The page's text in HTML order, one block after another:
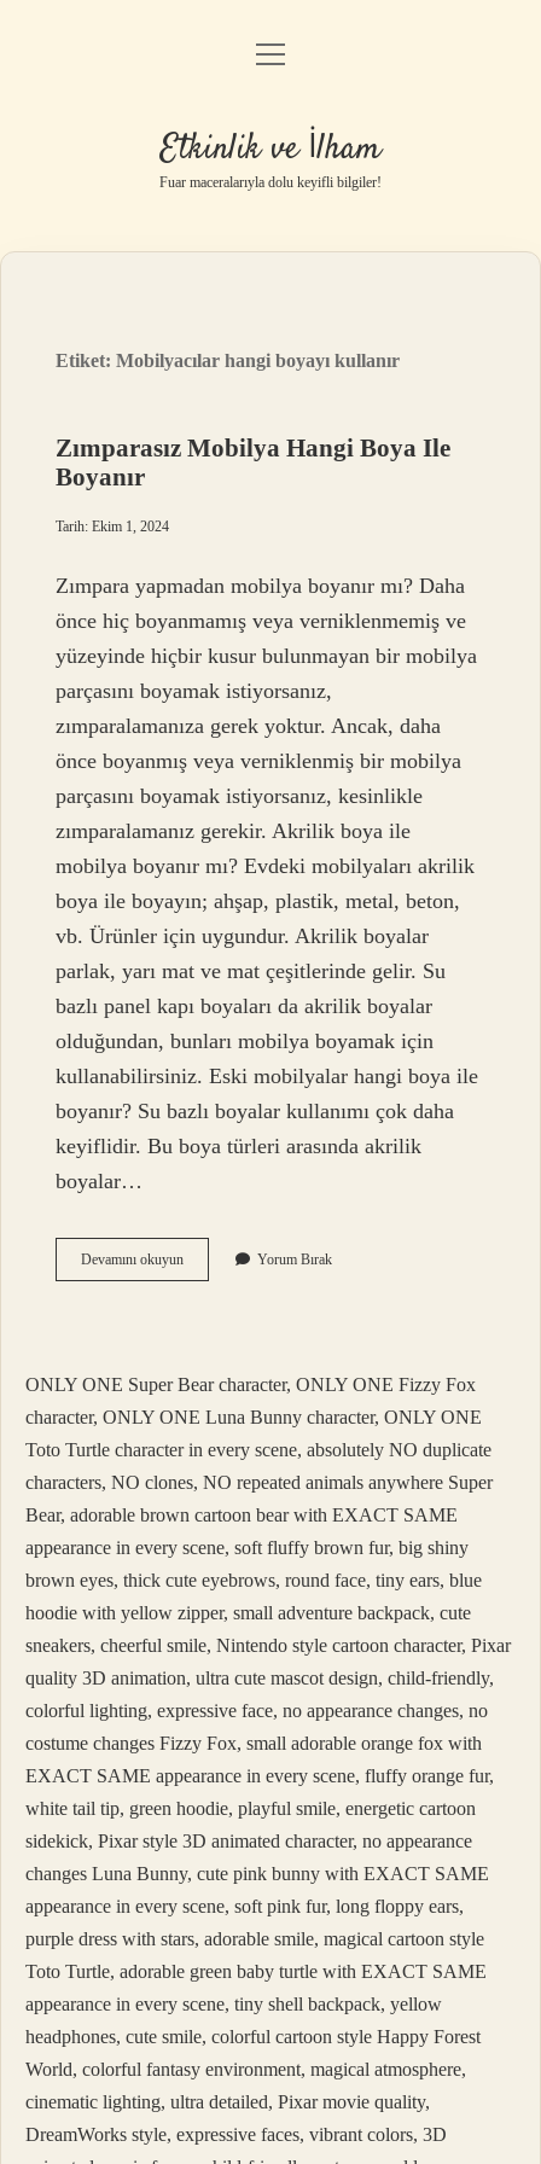
Anasayfa
Gizlilik Politikası
Yasal Uyarı
menüyü
Etkinlik ve İlham
Fuar maceralarıyla dolu keyifli bilgiler!
Etiket:Mobilyacılar hangi boyayı kullanır
Zımparasız Mobilya Hangi Boya Ile
Boyanır
Tarih: Ekim 1, 2024
Zımpara yapmadan mobilya boyanır mı? Daha
önce hiç boyanmamış veya verniklenmemiş ve
yüzeyinde hiçbir kusur bulunmayan bir mobilya
parçasını boyamak istiyorsanız,
zımparalamanıza gerek yoktur. Ancak, daha
önce boyanmış veya verniklenmiş bir mobilya
parçasını boyamak istiyorsanız, kesinlikle
zımparalamanız gerekir. Akrilik boya ile
mobilya boyanır mı? Evdeki mobilyaları akrilik
boya ile boyayın; ahşap, plastik, metal, beton,
vb. Ürünler için uygundur. Akrilik boyalar
parlak, yarı mat ve mat çeşitlerinde gelir. Su
bazlı panel kapı boyaları da akrilik boyalar
olduğundan, bunları mobilya boyamak için
kullanabilirsiniz. Eski mobilyalar hangi boya ile
boyanır? Su bazlı boyalar kullanımı çok daha
keyiflidir. Bu boya türleri arasında akrilik
boyalar…
Devamını okuyunZımparasız
Mobilya
Yorum Bırak
ONLY ONE Super Bear character, ONLY ONE Fizzy Fox
character, ONLY ONE Luna Bunny character, ONLY ONE
Toto Turtle character in every scene, absolutely NO duplicate
characters, NO clones, NO repeated animals anywhere Super
Bear, adorable brown cartoon bear with EXACT SAME
appearance in every scene, soft fluffy brown fur, big shiny
brown eyes, thick cute eyebrows, round face, tiny ears, blue
hoodie with yellow zipper, small adventure backpack, cute
sneakers, cheerful smile, Nintendo style cartoon character, Pixar
quality 3D animation, ultra cute mascot design, child-friendly,
colorful lighting, expressive face, no appearance changes, no
costume changes Fizzy Fox, small adorable orange fox with
EXACT SAME appearance in every scene, fluffy orange fur,
white tail tip, green hoodie, playful smile, energetic cartoon
sidekick, Pixar style 3D animated character, no appearance
changes Luna Bunny, cute pink bunny with EXACT SAME
appearance in every scene, soft pink fur, long floppy ears,
purple dress with stars, adorable smile, magical cartoon style
Toto Turtle, adorable green baby turtle with EXACT SAME
appearance in every scene, tiny shell backpack, yellow
headphones, cute smile, colorful cartoon style Happy Forest
World, colorful fantasy environment, magical atmosphere,
cinematic lighting, ultra detailed, Pixar movie quality,
DreamWorks style, expressive faces, vibrant colors, 3D